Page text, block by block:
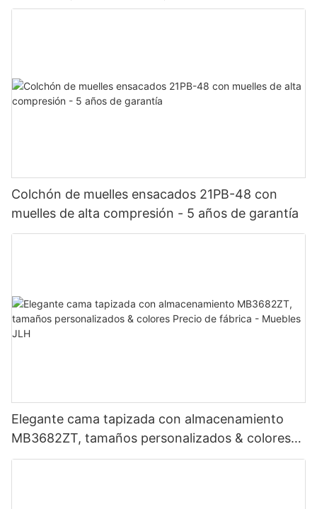
Colchón de muelles ensacados 21PB-48 con
muelles de alta compresión - 5 años de garantía
Elegante cama tapizada con almacenamiento
MB3682ZT, tamaños personalizados & colores
Precio de fábrica - Muebles JLH